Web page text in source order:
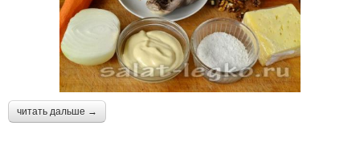
читать дальше →